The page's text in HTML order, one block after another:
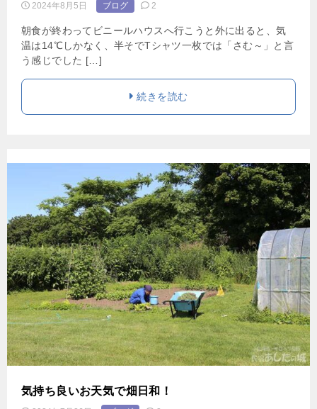
2024年8月5日 ブログ 2
朝食が終わってビニールハウスへ行こうと外に出ると、気
温は14℃しかなく、半そでTシャツ一枚では「さむ～」と言
う感じでした […]
続きを読む
気持ち良いお天気で畑日和！